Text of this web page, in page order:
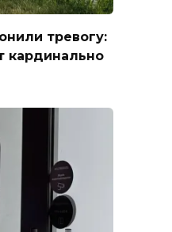
тревогу:
кардинально